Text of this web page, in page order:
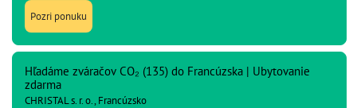
Pozri ponuku
Hľadáme zváračov CO₂ (135) do Francúzska | Ubytovanie
zdarma
CHRISTAL s. r. o., Francúzsko